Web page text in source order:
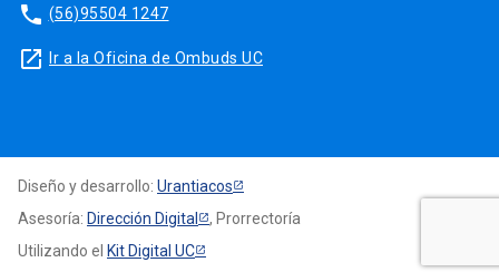
phone (56)95504 1247
launch Ir a la Oficina de Ombuds UC
Diseño y desarrollo: Urantiacos
Asesoría: Dirección Digital
, Prorrectoría
Utilizando el Kit Digital UC